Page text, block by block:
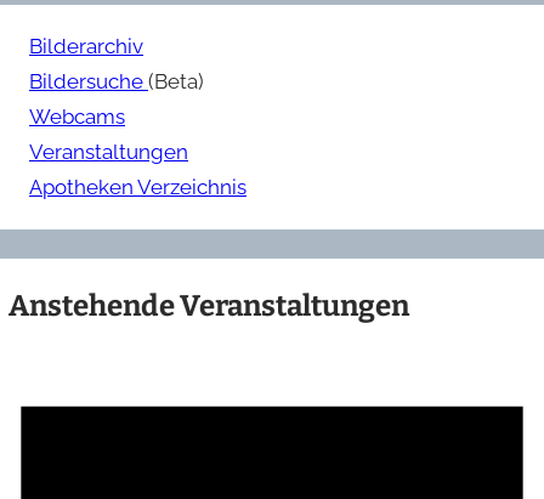
Bilderarchiv
Bildersuche (Beta)
Webcams
Veranstaltungen
Apotheken Verzeichnis
Anstehende Veranstaltungen